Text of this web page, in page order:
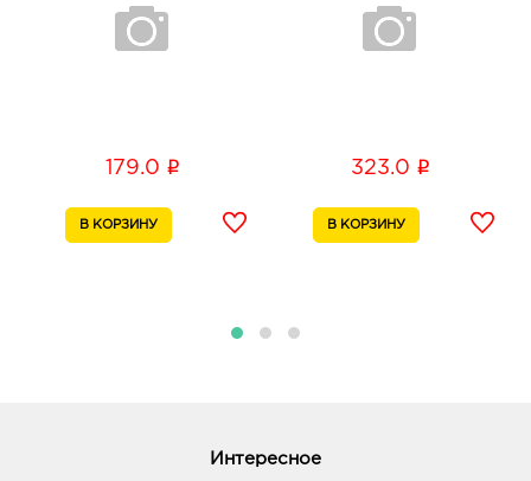
Воронеж МП: руб.
305040, Курская обл, г Курск, ул Студенческая, зд.
1
Курск Европа-55: руб.
179.0 i 323.0 i
Интересное